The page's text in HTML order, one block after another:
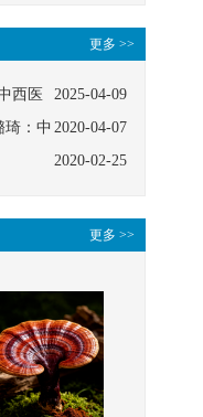
更多 >>
2025-04-09
西医
2020-04-07
琦：中
2020-02-25
更多 >>